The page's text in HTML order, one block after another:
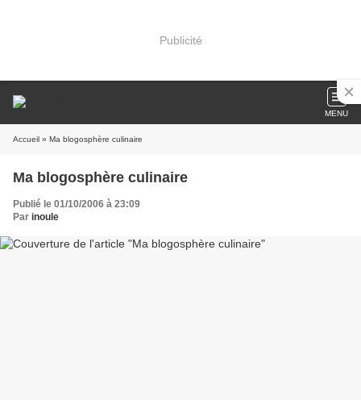
Publicité
MENU
Accueil » Ma blogosphère culinaire
Ma blogosphère culinaire
Publié le 01/10/2006 à 23:09
Par inoule